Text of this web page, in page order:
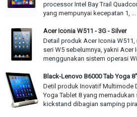
processor Intel Bay Trail
yang mempunyai kecepatan 1, ...
Acer Iconia W511 - 3G - Silver
Detail produk Acer Iconia
seri W5 sebelumnya, yakni Acer
menggunakan sistem operasi
Black-Lenovo B6000 Tab Yoga
Detil produk Inovatif Multimode
Yoga Tablet 8 yang
kickstand dibagian samping